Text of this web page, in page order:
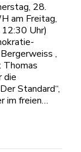
28.
am Freitag,
Uhr)
,
Thomas
die
Standard“,
im freien…